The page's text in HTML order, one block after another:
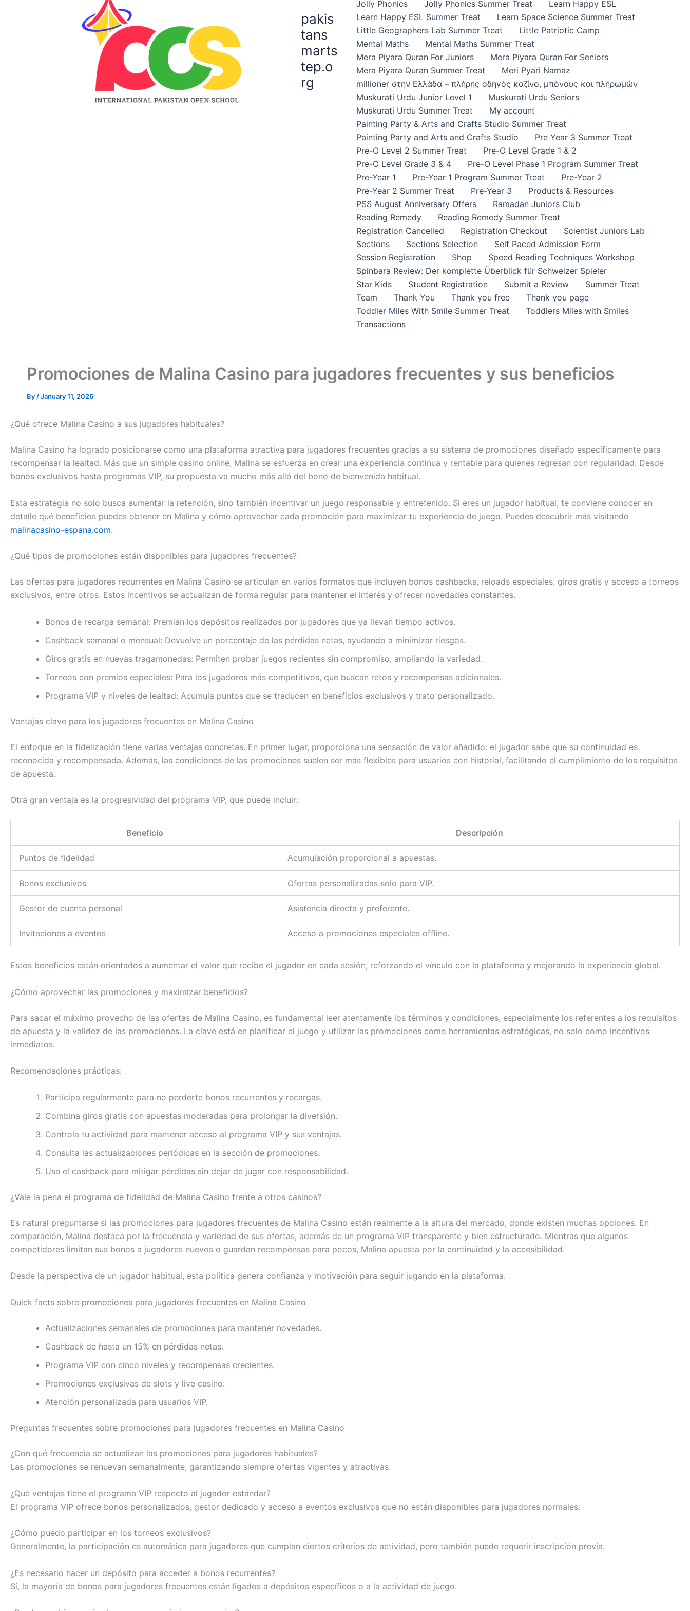
pakis
tans
marts
tep.o
rg
Jolly Phonics
Jolly Phonics Summer Treat
Learn Happy ESL
Learn Happy ESL Summer Treat
Learn Space Science Summer Treat
Little Geographers Lab Summer Treat
Little Patriotic Camp
Mental Maths
Mental Maths Summer Treat
Mera Piyara Quran For Juniors
Mera Piyara Quran For Seniors
Mera Piyara Quran Summer Treat
Meri Pyari Namaz
millioner στην Ελλάδα – πλήρης οδηγός καζίνο, μπόνους και πληρωμών
Muskurati Urdu Junior Level 1
Muskurati Urdu Seniors
Muskurati Urdu Summer Treat
My account
Painting Party & Arts and Crafts Studio Summer Treat
Painting Party and Arts and Crafts Studio
Pre Year 3 Summer Treat
Pre-O Level 2 Summer Treat
Pre-O Level Grade 1 & 2
Pre-O Level Grade 3 & 4
Pre-O Level Phase 1 Program Summer Treat
Pre-Year 1
Pre-Year 1 Program Summer Treat
Pre-Year 2
Pre-Year 2 Summer Treat
Pre-Year 3
Products & Resources
PSS August Anniversary Offers
Ramadan Juniors Club
Reading Remedy
Reading Remedy Summer Treat
Registration Cancelled
Registration Checkout
Scientist Juniors Lab
Sections
Sections Selection
Self Paced Admission Form
Session Registration
Shop
Speed Reading Techniques Workshop
Spinbara Review: Der komplette Überblick für Schweizer Spieler
Star Kids
Student Registration Submit a Review
Summer Treat
Team
Thank You Thank you free
Thank you page
Toddler Miles With Smile Summer Treat
Toddlers Miles with Smiles
Transactions
Promociones de Malina Casino para jugadores frecuentes y sus beneficios
By /January 11, 2026
¿Qué ofrece Malina Casino a sus jugadores habituales?
Malina Casino ha logrado posicionarse como una plataforma atractiva para jugadores frecuentes gracias a su sistema de promociones diseñado específicamente para
recompensar la lealtad. Más que un simple casino online, Malina se esfuerza en crear una experiencia continua y rentable para quienes regresan con regularidad. Desde
bonos exclusivos hasta programas VIP, su propuesta va mucho más allá del bono de bienvenida habitual.
Esta estrategia no solo busca aumentar la retención, sino también incentivar un juego responsable y entretenido. Si eres un jugador habitual, te conviene conocer en
detalle qué beneficios puedes obtener en Malina y cómo aprovechar cada promoción para maximizar tu experiencia de juego. Puedes descubrir más visitando
malinacasino-espana.com.
¿Qué tipos de promociones están disponibles para jugadores frecuentes?
Las ofertas para jugadores recurrentes en Malina Casino se articulan en varios formatos que incluyen bonos cashbacks, reloads especiales, giros gratis y acceso a torneos
exclusivos, entre otros. Estos incentivos se actualizan de forma regular para mantener el interés y ofrecer novedades constantes.
Bonos de recarga semanal: Premian los depósitos realizados por jugadores que ya llevan tiempo activos.
Cashback semanal o mensual: Devuelve un porcentaje de las pérdidas netas, ayudando a minimizar riesgos.
Giros gratis en nuevas tragamonedas: Permiten probar juegos recientes sin compromiso, ampliando la variedad.
Torneos con premios especiales: Para los jugadores más competitivos, que buscan retos y recompensas adicionales.
Programa VIP y niveles de lealtad: Acumula puntos que se traducen en beneficios exclusivos y trato personalizado.
Ventajas clave para los jugadores frecuentes en Malina Casino
El enfoque en la fidelización tiene varias ventajas concretas. En primer lugar, proporciona una sensación de valor añadido: el jugador sabe que su continuidad es
reconocida y recompensada. Además, las condiciones de las promociones suelen ser más flexibles para usuarios con historial, facilitando el cumplimiento de los requisitos
de apuesta.
Otra gran ventaja es la progresividad del programa VIP, que puede incluir:
Beneficio Descripción
Puntos de fidelidad Acumulación proporcional a apuestas.
Bonos exclusivos Ofertas personalizadas solo para VIP.
Gestor de cuenta personal Asistencia directa y preferente.
Invitaciones a eventos Acceso a promociones especiales offline.
Estos beneficios están orientados a aumentar el valor que recibe el jugador en cada sesión, reforzando el vínculo con la plataforma y mejorando la experiencia global.
¿Cómo aprovechar las promociones y maximizar beneficios?
Para sacar el máximo provecho de las ofertas de Malina Casino, es fundamental leer atentamente los términos y condiciones, especialmente los referentes a los requisitos
de apuesta y la validez de las promociones. La clave está en planificar el juego y utilizar las promociones como herramientas estratégicas, no solo como incentivos
inmediatos.
Recomendaciones prácticas:
Participa regularmente para no perderte bonos recurrentes y recargas.
Combina giros gratis con apuestas moderadas para prolongar la diversión.
Controla tu actividad para mantener acceso al programa VIP y sus ventajas.
Consulta las actualizaciones periódicas en la sección de promociones.
Usa el cashback para mitigar pérdidas sin dejar de jugar con responsabilidad.
¿Vale la pena el programa de fidelidad de Malina Casino frente a otros casinos?
Es natural preguntarse si las promociones para jugadores frecuentes de Malina Casino están realmente a la altura del mercado, donde existen muchas opciones. En
comparación, Malina destaca por la frecuencia y variedad de sus ofertas, además de un programa VIP transparente y bien estructurado. Mientras que algunos
competidores limitan sus bonos a jugadores nuevos o guardan recompensas para pocos, Malina apuesta por la continuidad y la accesibilidad.
Desde la perspectiva de un jugador habitual, esta política genera confianza y motivación para seguir jugando en la plataforma.
Quick facts sobre promociones para jugadores frecuentes en Malina Casino
Actualizaciones semanales de promociones para mantener novedades.
Cashback de hasta un 15% en pérdidas netas.
Programa VIP con cinco niveles y recompensas crecientes.
Promociones exclusivas de slots y live casino.
Atención personalizada para usuarios VIP.
Preguntas frecuentes sobre promociones para jugadores frecuentes en Malina Casino
¿Con qué frecuencia se actualizan las promociones para jugadores habituales?
Las promociones se renuevan semanalmente, garantizando siempre ofertas vigentes y atractivas.
¿Qué ventajas tiene el programa VIP respecto al jugador estándar?
El programa VIP ofrece bonos personalizados, gestor dedicado y acceso a eventos exclusivos que no están disponibles para jugadores normales.
¿Cómo puedo participar en los torneos exclusivos?
Generalmente, la participación es automática para jugadores que cumplan ciertos criterios de actividad, pero también puede requerir inscripción previa.
¿Es necesario hacer un depósito para acceder a bonos recurrentes?
Sí, la mayoría de bonos para jugadores frecuentes están ligados a depósitos específicos o a la actividad de juego.